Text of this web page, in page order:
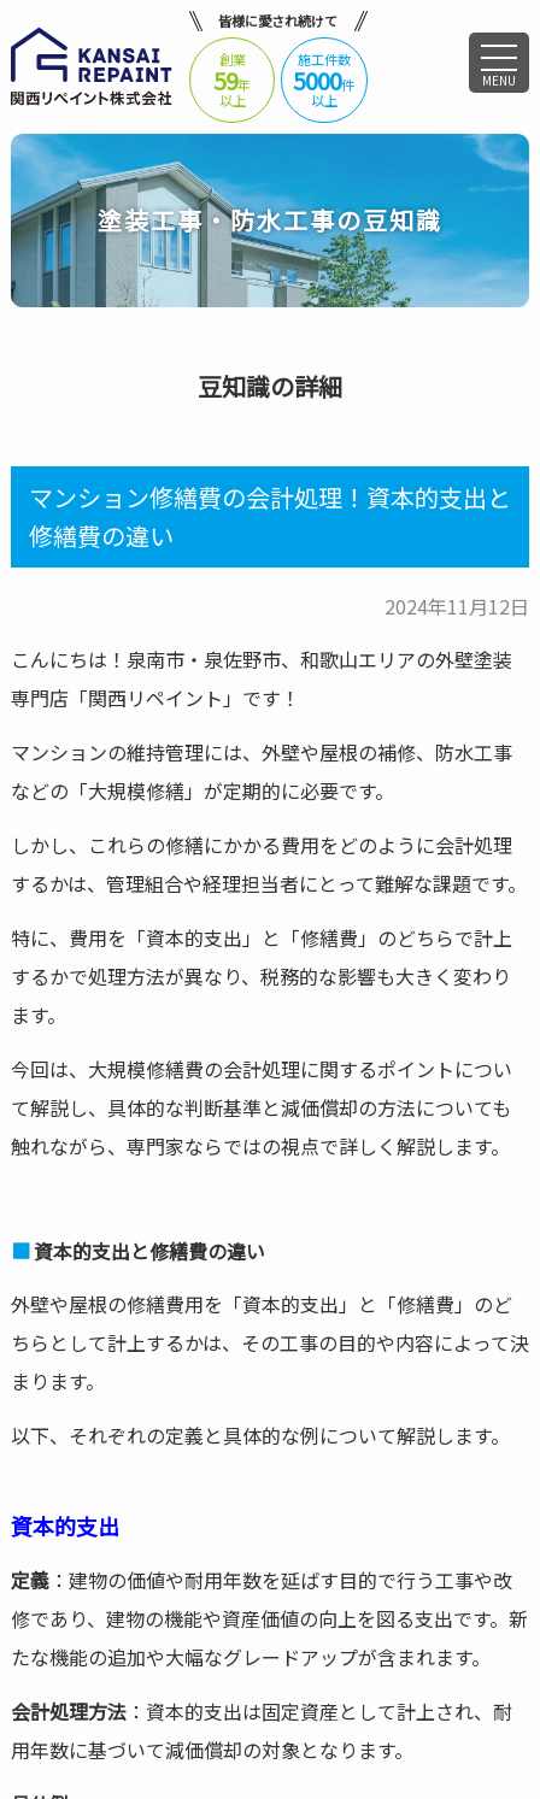
皆様に愛され続けて
創業
59年
以上
施工件数
5000件
以上
MENU
塗装工事・防水工事の豆知識
豆知識の詳細
マンション修繕費の会計処理！資本的支出と
修繕費の違い
2024年11月12日
こんにちは！泉南市・泉佐野市、和歌山エリアの外壁塗装
専門店「関西リペイント」です！
マンションの維持管理には、外壁や屋根の補修、防水工事
などの「大規模修繕」が定期的に必要です。
しかし、これらの修繕にかかる費用をどのように会計処理
するかは、管理組合や経理担当者にとって難解な課題です。
特に、費用を「資本的支出」と「修繕費」のどちらで計上
するかで処理方法が異なり、税務的な影響も大きく変わり
ます。
今回は、大規模修繕費の会計処理に関するポイントについ
て解説し、具体的な判断基準と減価償却の方法についても
触れながら、専門家ならではの視点で詳しく解説します。
資本的支出と修繕費の違い
外壁や屋根の修繕費用を「資本的支出」と「修繕費」のど
ちらとして計上するかは、その工事の目的や内容によって決
まります。
以下、それぞれの定義と具体的な例について解説します。
資本的支出
定義：建物の価値や耐用年数を延ばす目的で行う工事や改
修であり、建物の機能や資産価値の向上を図る支出です。新
たな機能の追加や大幅なグレードアップが含まれます。
会計処理方法：資本的支出は固定資産として計上され、耐
用年数に基づいて減価償却の対象となります。